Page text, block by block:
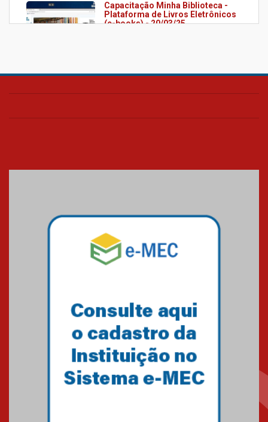
Capacitação Minha Biblioteca -
Plataforma de Livros Eletrônicos
(e-books) - 20/03/25
Tribunais RTO - Base de dados
25.03.2025
Plataforma de Livros Eletrônicos
Capacitação Minha Biblioteca -
Plataforma de Livros Eletrônicos
(e-books) - 05/06/24
Capacitação Biblioteca Virtual
Universitária (BV Pearson) -
Plataforma de Livros Eletrônicos
(e-books) - 23/05/24
21.06.2024